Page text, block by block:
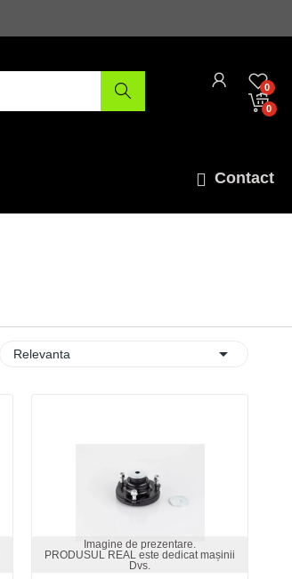
0
0
Contact
Relevanta 
Imagine de prezentare.
PRODUSUL REAL este dedicat mașinii
Dvs.